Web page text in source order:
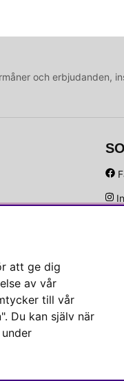
och erbjudanden,
att ge dig
av vår
till vår
Du kan själv när